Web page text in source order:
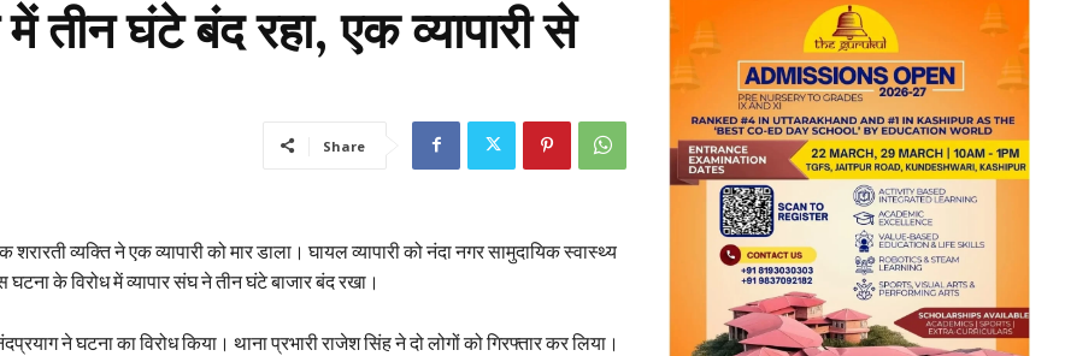
तीन घंटे बंद रहा, एक व्यापारी से
Share
शरारती व्यक्ति ने एक व्यापारी को मार डाला। घायल व्यापारी को नंदा नगर सामुदायिक स्वास्थ्य
के विरोध में व्यापार संघ ने तीन घंटे बाजार बंद रखा।
ने घटना का विरोध किया। थाना प्रभारी राजेश सिंह ने दो लोगों को गिरफ्तार कर लिया।